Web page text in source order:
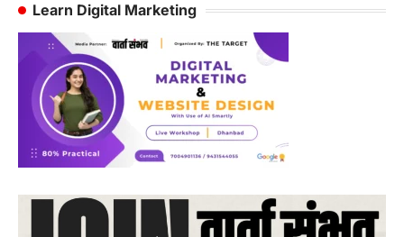
Learn Digital Marketing